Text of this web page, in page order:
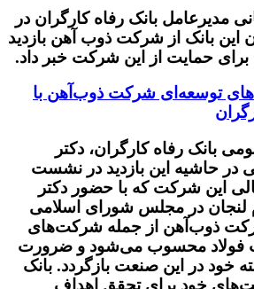
مدیرعامل بانک رفاه کارگران در
این بانک از شرکت ذوب آهن بازدید
برای حمایت از این شرکت خبر داد.
بانک رفاه کارگران، دکتر
در حاشیه این بازدید در نشست
این شرکت که با حضور دکتر
لنجان در مجلس شورای اسلامی
ذوب‌آهن از جمله شرکت‌های
فولاد محسوب می‌شود و ضرورت
خود در این صنعت بازگردد. بانک
خود برای تحقق اهداف